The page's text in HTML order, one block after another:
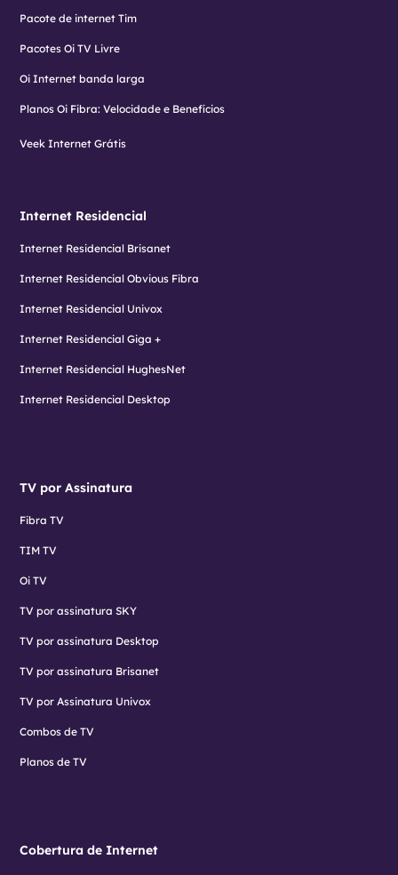
Pacote de internet Tim
Pacotes Oi TV Livre
Oi Internet banda larga
Planos Oi Fibra: Velocidade e Benefícios
Veek Internet Grátis
Internet Residencial
Internet Residencial Brisanet
Internet Residencial Obvious Fibra
Internet Residencial Univox
Internet Residencial Giga +
Internet Residencial HughesNet
Internet Residencial Desktop
TV por Assinatura
Fibra TV
TIM TV
Oi TV
TV por assinatura SKY
TV por assinatura Desktop
TV por assinatura Brisanet
TV por Assinatura Univox
Combos de TV
Planos de TV
Cobertura de Internet